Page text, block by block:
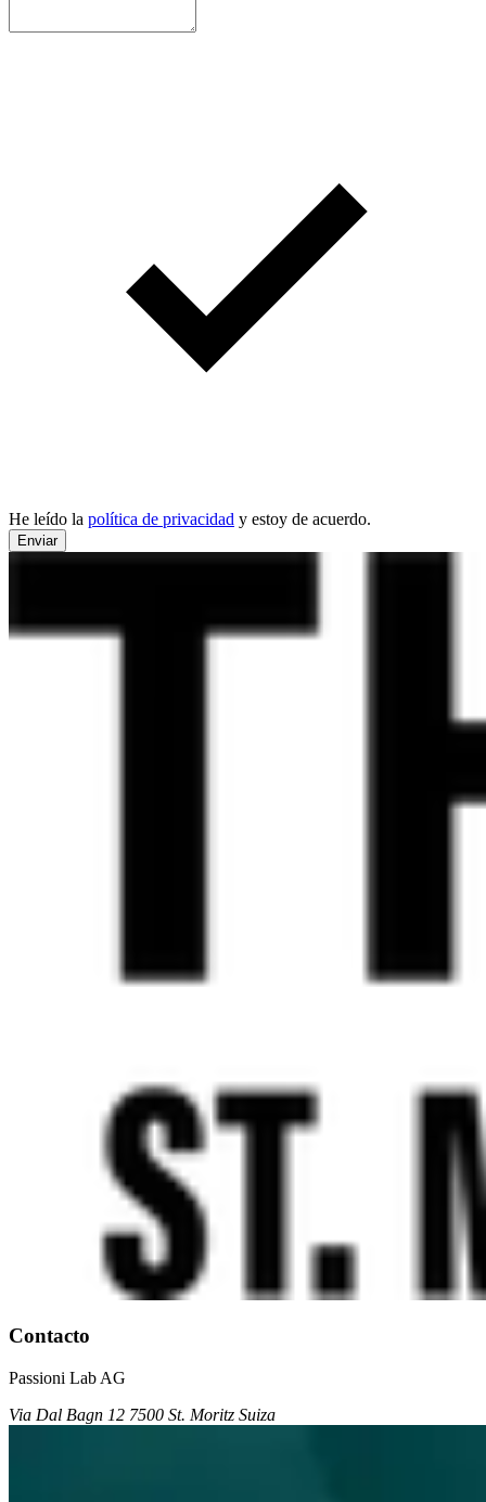
He leído la política de privacidad y estoy de acuerdo.
Enviar
Contacto
Passioni Lab AG
Via Dal Bagn 12 7500 St. Moritz Suiza